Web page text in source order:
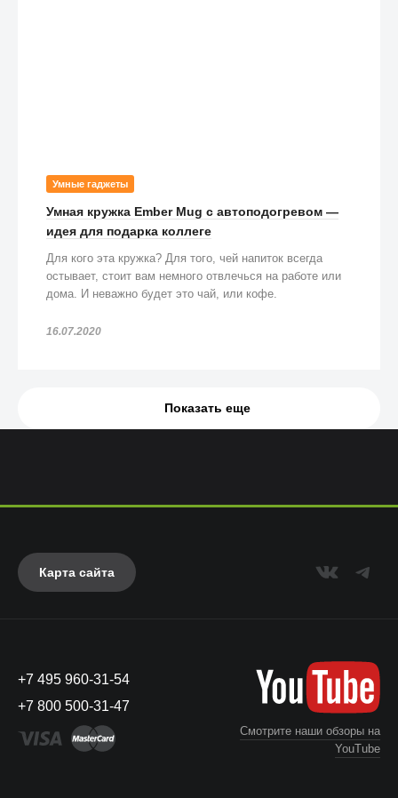
Умные гаджеты
Умная кружка Ember Mug с автоподогревом —
идея для подарка коллеге
Для кого эта кружка? Для того, чей напиток всегда
остывает, стоит вам немного отвлечься на работе или
дома. И неважно будет это чай, или кофе.
16.07.2020
Показать еще
Карта сайта
+7 495 960-31-54
+7 800 500-31-47
Смотрите наши обзоры на
YouTube